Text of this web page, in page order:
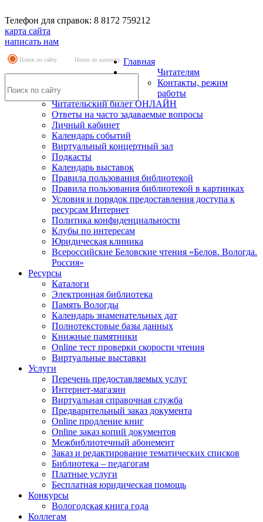
Телефон для справок: 8 8172 759212
карта сайта
написать нам
Поиск по сайту Поиск по каталогу Главная
Читателям
Контакты, режим
работы
Читательский билет ОНЛАЙН
Ответы на часто задаваемые вопросы
Личный кабинет
Календарь событий
Виртуальный концертный зал
Подкасты
Календарь выставок
Правила пользования библиотекой
Правила пользования библиотекой в картинках
Условия и порядок предоставления доступа к
ресурсам Интернет
Политика конфиденциальности
Клубы по интересам
Юридическая клиника
Всероссийские Беловские чтения «Белов. Вологда.
Россия»
Ресурсы
Каталоги
Электронная библиотека
Память Вологды
Календарь знаменательных дат
Полнотекстовые базы данных
Книжные памятники
Online тест проверки скорости чтения
Виртуальные выставки
Услуги
Перечень предоставляемых услуг
Интернет-магазин
Виртуальная справочная служба
Предварительный заказ документа
Online продление книг
Online заказ копий документов
Межбиблиотечный абонемент
Заказ и редактирование тематических списков
Библиотека – педагогам
Платные услуги
Бесплатная юридическая помощь
Конкурсы
Вологодская книга года
Коллегам